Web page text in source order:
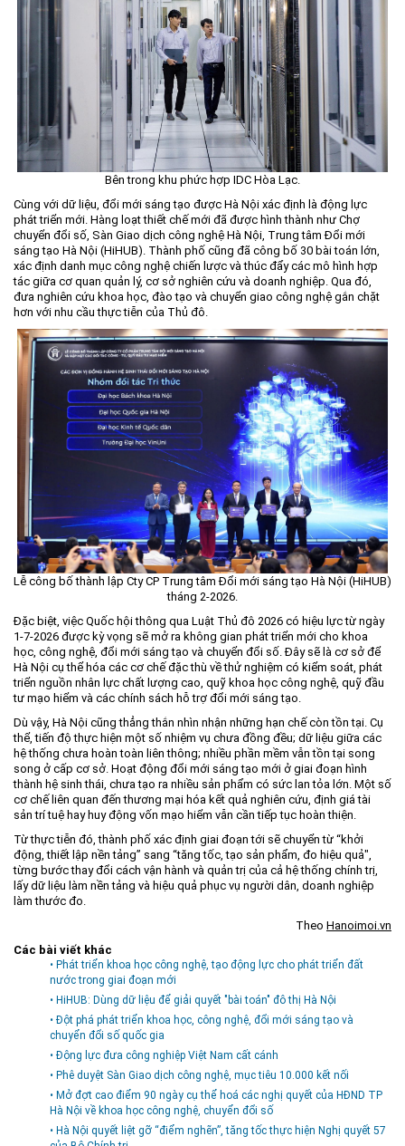
Bên trong khu phức hợp IDC Hòa Lạc.
Cùng với dữ liệu, đổi mới sáng tạo được Hà Nội xác định là động lực
phát triển mới. Hàng loạt thiết chế mới đã được hình thành như Chợ
chuyển đổi số, Sàn Giao dịch công nghệ Hà Nội, Trung tâm Đổi mới
sáng tạo Hà Nội (HiHUB). Thành phố cũng đã công bố 30 bài toán lớn,
xác định danh mục công nghệ chiến lược và thúc đẩy các mô hình hợp
tác giữa cơ quan quản lý, cơ sở nghiên cứu và doanh nghiệp. Qua đó,
đưa nghiên cứu khoa học, đào tạo và chuyển giao công nghệ gắn chặt
hơn với nhu cầu thực tiễn của Thủ đô.
Lễ công bố thành lập Cty CP Trung tâm Đổi mới sáng tạo Hà Nội (HiHUB)
tháng 2-2026.
Đặc biệt, việc Quốc hội thông qua Luật Thủ đô 2026 có hiệu lực từ ngày
1-7-2026 được kỳ vọng sẽ mở ra không gian phát triển mới cho khoa
học, công nghệ, đổi mới sáng tạo và chuyển đổi số. Đây sẽ là cơ sở để
Hà Nội cụ thể hóa các cơ chế đặc thù về thử nghiệm có kiểm soát, phát
triển nguồn nhân lực chất lượng cao, quỹ khoa học công nghệ, quỹ đầu
tư mạo hiểm và các chính sách hỗ trợ đổi mới sáng tạo.
Dù vậy, Hà Nội cũng thẳng thắn nhìn nhận những hạn chế còn tồn tại. Cụ
thể, tiến độ thực hiện một số nhiệm vụ chưa đồng đều; dữ liệu giữa các
hệ thống chưa hoàn toàn liên thông; nhiều phần mềm vẫn tồn tại song
song ở cấp cơ sở. Hoạt động đổi mới sáng tạo mới ở giai đoạn hình
thành hệ sinh thái, chưa tạo ra nhiều sản phẩm có sức lan tỏa lớn. Một số
cơ chế liên quan đến thương mại hóa kết quả nghiên cứu, định giá tài
sản trí tuệ hay huy động vốn mạo hiểm vẫn cần tiếp tục hoàn thiện.
Từ thực tiễn đó, thành phố xác định giai đoạn tới sẽ chuyển từ “khởi
động, thiết lập nền tảng” sang “tăng tốc, tạo sản phẩm, đo hiệu quả",
từng bước thay đổi cách vận hành và quản trị của cả hệ thống chính trị,
lấy dữ liệu làm nền tảng và hiệu quả phục vụ người dân, doanh nghiệp
làm thước đo.
Theo Hanoimoi.vn
Các bài viết khác
• Phát triển khoa học công nghệ, tạo động lực cho phát triển đất
nước trong giai đoạn mới
• HiHUB: Dùng dữ liệu để giải quyết "bài toán" đô thị Hà Nội
• Đột phá phát triển khoa học, công nghệ, đổi mới sáng tạo và
chuyển đổi số quốc gia
• Động lực đưa công nghiệp Việt Nam cất cánh
• Phê duyệt Sàn Giao dịch công nghệ, mục tiêu 10.000 kết nối
• Mở đợt cao điểm 90 ngày cụ thể hoá các nghị quyết của HĐND TP
Hà Nội về khoa học công nghệ, chuyển đổi số
• Hà Nội quyết liệt gỡ “điểm nghẽn”, tăng tốc thực hiện Nghị quyết 57